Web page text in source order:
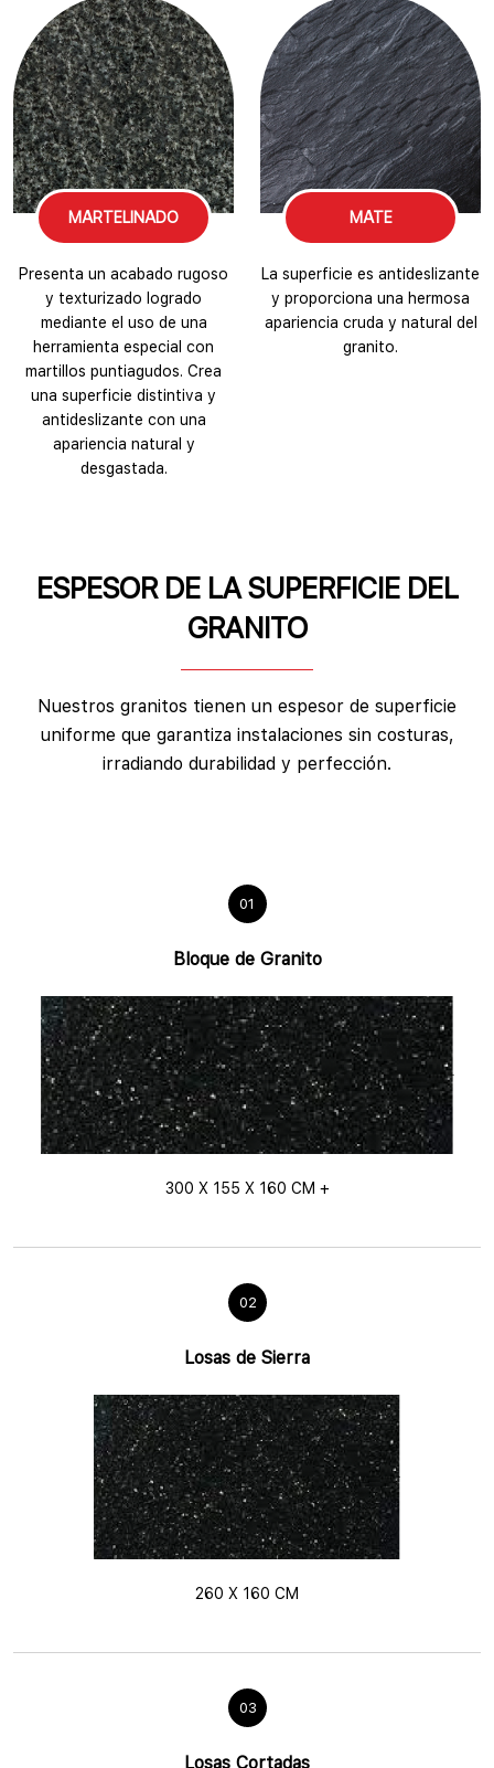
MARTELINADO
Presenta un acabado rugoso
y texturizado logrado
mediante el uso de una
herramienta especial con
martillos puntiagudos. Crea
una superficie distintiva y
antideslizante con una
apariencia natural y
desgastada.
MATE
La superficie es antideslizante
y proporciona una hermosa
apariencia cruda y natural del
granito.
ESPESOR DE LA SUPERFICIE DEL
GRANITO
Nuestros granitos tienen un espesor de superficie
uniforme que garantiza instalaciones sin costuras,
irradiando durabilidad y perfección.
01
Bloque de Granito
300 X 155 X 160 CM +
02
Losas de Sierra
260 X 160 CM
03
Losas Cortadas